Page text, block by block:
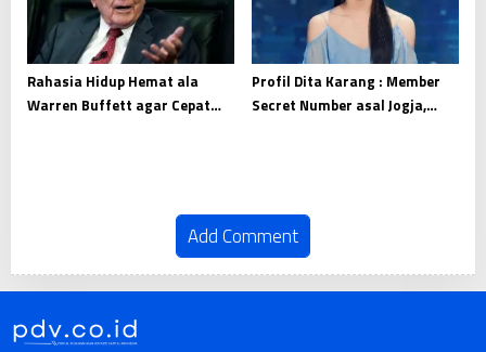
Rahasia Hidup Hemat ala
Warren Buffett agar Cepat
Profil Dita Karang : Member
Secret Number asal Jogja,
Add Comment